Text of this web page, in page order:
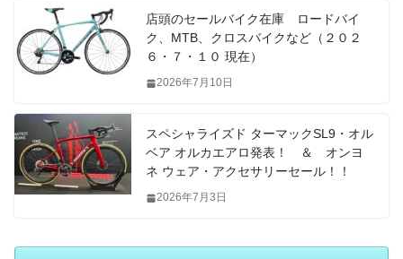
店頭のセールバイク在庫 ロードバイ
ク、MTB、クロスバイクなど（２０２
６・７・１０ 現在）
2026年7月10日
スペシャライズド ターマックSL9・オル
ベア オルカエアロ発表！ ＆ オンヨ
ネ ウェア・アクセサリーセール！！
2026年7月3日